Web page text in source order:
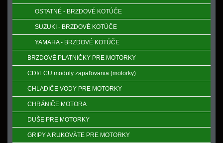
OSTATNÉ - BRZDOVÉ KOTÚČE
SUZUKI - BRZDOVÉ KOTÚČE
YAMAHA - BRZDOVÉ KOTÚČE
BRZDOVÉ PLATNIČKY PRE MOTORKY
CDI/ECU moduly zapaľovania (motorky)
CHLADIČE VODY PRE MOTORKY
CHRÁNIČE MOTORA
DUŠE PRE MOTORKY
GRIPY A RUKOVӒTE PRE MOTORKY